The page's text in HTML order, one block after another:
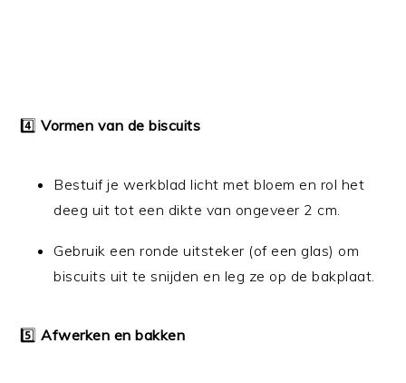
4️⃣Vormen van de biscuits
Bestuif je werkblad licht met bloem en rol het
deeg uit tot een dikte van ongeveer 2 cm.
Gebruik een ronde uitsteker (of een glas) om
biscuits uit te snijden en leg ze op de bakplaat.
5️⃣Afwerken en bakken